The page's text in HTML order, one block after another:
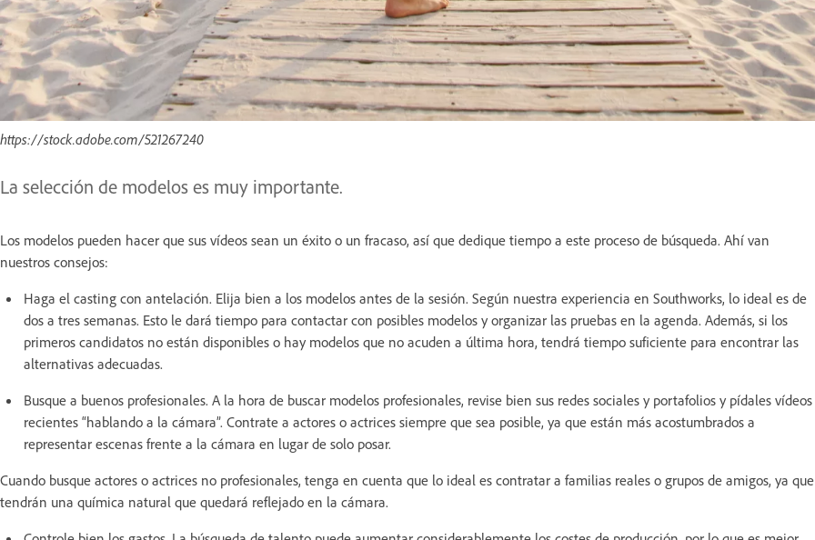
https://stock.adobe.com/521267240
La selección de modelos es muy importante.
Los modelos pueden hacer que sus vídeos sean un éxito o un fracaso, así que dedique tiempo a este proceso de búsqueda. Ahí van
nuestros consejos:
Haga el casting con antelación. Elija bien a los modelos antes de la sesión. Según nuestra experiencia en Southworks, lo ideal es de
dos a tres semanas. Esto le dará tiempo para contactar con posibles modelos y organizar las pruebas en la agenda. Además, si los
primeros candidatos no están disponibles o hay modelos que no acuden a última hora, tendrá tiempo suficiente para encontrar las
alternativas adecuadas.
Busque a buenos profesionales. A la hora de buscar modelos profesionales, revise bien sus redes sociales y portafolios y pídales vídeos
recientes “hablando a la cámara”. Contrate a actores o actrices siempre que sea posible, ya que están más acostumbrados a
representar escenas frente a la cámara en lugar de solo posar.
Cuando busque actores o actrices no profesionales, tenga en cuenta que lo ideal es contratar a familias reales o grupos de amigos, ya que
tendrán una química natural que quedará reflejado en la cámara.